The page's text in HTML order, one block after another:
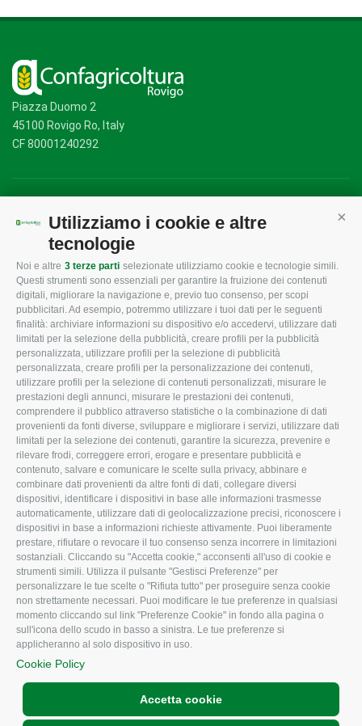
Utilizziamo i cookie e altre
tecnologie
Noi e altre 3 terze parti selezionate utilizziamo cookie e tecnologie simili.
Questi strumenti sono essenziali per garantire la fruizione dei contenuti
digitali, migliorare la navigazione e, previo tuo consenso, per scopi
pubblicitari. Ad esempio, potremmo utilizzare i tuoi dati per le seguenti
finalità: archiviare informazioni su dispositivo e/o accedervi, utilizzare dati
limitati per la selezione della pubblicità, creare profili per la pubblicità
personalizzata, utilizzare profili per la selezione di pubblicità
personalizzata, creare profili per la personalizzazione dei contenuti,
utilizzare profili per la selezione di contenuti personalizzati, misurare le
prestazioni degli annunci, misurare le prestazioni dei contenuti,
comprendere il pubblico attraverso statistiche o la combinazione di dati
provenienti da fonti diverse, sviluppare e migliorare i servizi, utilizzare dati
limitati per la selezione dei contenuti, garantire la sicurezza, prevenire e
rilevare frodi, correggere errori, erogare e presentare pubblicità e
contenuto, salvare e comunicare le scelte sulla privacy, abbinare e
combinare dati provenienti da altre fonti di dati, collegare diversi
dispositivi, identificare i dispositivi in base alle informazioni trasmesse
automaticamente, utilizzare dati di geolocalizzazione precisi, riconoscere i
dispositivi in base a informazioni richieste attivamente. Puoi liberamente
prestare, rifiutare o revocare il tuo consenso senza incorrere in limitazioni
sostanziali. Cliccando su "Accetta cookie," acconsenti all'uso di cookie e
strumenti simili. Utilizza il pulsante "Gestisci Preferenze" per
personalizzare le tue scelte o "Rifiuta tutto" per proseguire senza cookie
non strettamente necessari. Puoi modificare le tue preferenze in qualsiasi
momento cliccando sul link "Preferenze Cookie" in fondo alla pagina o
sull'icona dello scudo in basso a sinistra. Le tue preferenze si
applicheranno al solo dispositivo in uso.
Cookie Policy
Accetta cookie
Piazza Duomo 2
45100 Rovigo Ro, Italy
CF 80001240292
CONFAGRICOLTURA
ROVIGO
L'Associazione
Missione e Progetto
Organigramma aziendale
I Nostri Servizi
Uffici della Sede
provinciale
Le Sedi di Zona
Agricoltori S.r.l.
Whistleblowing
Confagricoltura Rovigo e
Agricoltori srl
CONFAGRICOLTURA
INFORMA
Tecnico
Fiscale
Lavoro
Ambiente
Associazione
CONFAGRICOLTURA
ATTIVA
Notizie in evidenza
Eventi
Comunicati Stampa
Video
Iscrizione Newsletter
Newsletter